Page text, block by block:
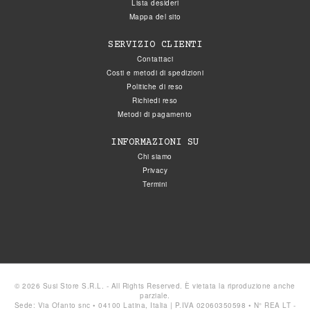
Lista desideri
Mappa del sito
SERVIZIO CLIENTI
Contattaci
Costi e metodi di spedizioni
Politiche di reso
Richiedi reso
Metodi di pagamento
INFORMAZIONI SU
Chi siamo
Privacy
Termini
© 2026 Susi Store S.R.L. - All Rights Reserved. È vietata la riproduzione anche
parziale.
Sede: Via Ofanto snc • 04100 Latina, Italia | P.IVA 02060350598 • N° REA LT -